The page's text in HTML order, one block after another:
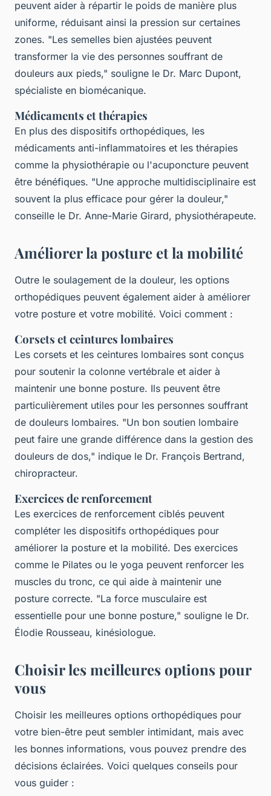
peuvent aider à répartir le poids de manière plus
uniforme, réduisant ainsi la pression sur certaines
zones. "Les semelles bien ajustées peuvent
transformer la vie des personnes souffrant de
douleurs aux pieds," souligne le Dr. Marc Dupont,
spécialiste en biomécanique.
Médicaments et thérapies
En plus des dispositifs orthopédiques, les
médicaments anti-inflammatoires et les thérapies
comme la physiothérapie ou l'acuponcture peuvent
être bénéfiques. "Une approche multidisciplinaire est
souvent la plus efficace pour gérer la douleur,"
conseille le Dr. Anne-Marie Girard, physiothérapeute.
Améliorer la posture et la mobilité
Outre le soulagement de la douleur, les options
orthopédiques peuvent également aider à améliorer
votre posture et votre mobilité. Voici comment :
Corsets et ceintures lombaires
Les corsets et les ceintures lombaires sont conçus
pour soutenir la colonne vertébrale et aider à
maintenir une bonne posture. Ils peuvent être
particulièrement utiles pour les personnes souffrant
de douleurs lombaires. "Un bon soutien lombaire
peut faire une grande différence dans la gestion des
douleurs de dos," indique le Dr. François Bertrand,
chiropracteur.
Exercices de renforcement
Les exercices de renforcement ciblés peuvent
compléter les dispositifs orthopédiques pour
améliorer la posture et la mobilité. Des exercices
comme le Pilates ou le yoga peuvent renforcer les
muscles du tronc, ce qui aide à maintenir une
posture correcte. "La force musculaire est
essentielle pour une bonne posture," souligne le Dr.
Élodie Rousseau, kinésiologue.
Choisir les meilleures options pour
vous
Choisir les meilleures options orthopédiques pour
votre bien-être peut sembler intimidant, mais avec
les bonnes informations, vous pouvez prendre des
décisions éclairées. Voici quelques conseils pour
vous guider :